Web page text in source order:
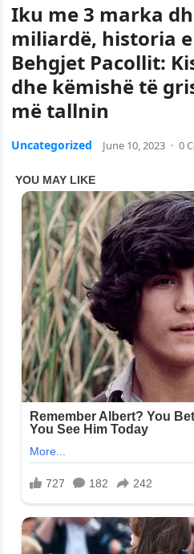
Iku me 3 marka
miliardë, historia
Behgjet Pacollit:
dhe këmishë të
më tallnin
Uncategorized June 10, 2023 · 0